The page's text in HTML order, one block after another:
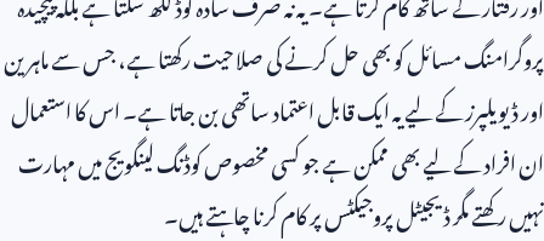
پروگرامنگ مسائل کو بھی حل کرنے کی صلاحیت رکھتا ہے، جس سے ماہرین
اور ڈیویلپرز کے لیے یہ ایک قابل اعتماد ساتھی بن جاتا ہے۔ اس کا استعمال
ان افراد کے لیے بھی ممکن ہے جو کسی مخصوص کوڈنگ لینگویج میں مہارت
نہیں رکھتے مگر ڈیجیٹل پروجیکٹس پر کام کرنا چاہتے ہیں۔